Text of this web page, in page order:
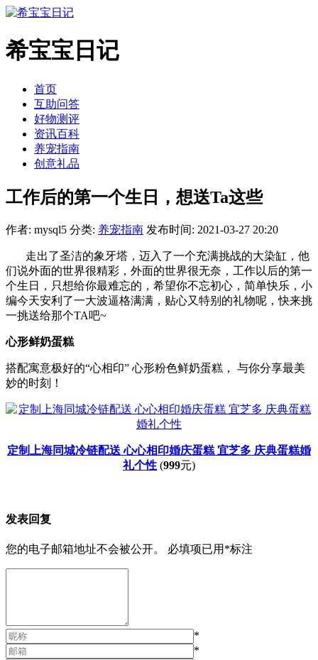
希宝宝日记
首页
互助问答
好物测评
资讯百科
养宠指南
创意礼品
工作后的第一个生日，想送Ta这些
作者: mysql5 分类: 养宠指南 发布时间: 2021-03-27 20:20
走出了圣洁的象牙塔，迈入了一个充满挑战的大染缸，他
们说外面的世界很精彩，外面的世界很无奈，工作以后的第一
个生日，只想给你最难忘的，希望你不忘初心，简单快乐，小
编今天安利了一大波逼格满满，贴心又特别的礼物呢，快来挑
一挑送给那个TA吧~
心形鲜奶蛋糕
搭配寓意极好的“心相印” 心形粉色鲜奶蛋糕， 与你分享最美
妙的时刻！
定制上海同城冷链配送 心心相印婚庆蛋糕 宜芝多 庆典蛋糕婚
礼个性 (999元)
发表回复
您的电子邮箱地址不会被公开。 必填项已用 *标注
*
*